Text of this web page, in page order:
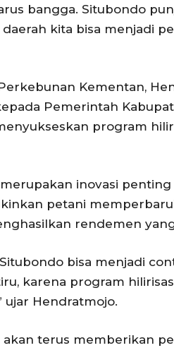
bangga. Situbondo
kita bisa menjadi
Kementan,
Pemerintah
program
inovasi
petani
rendemen
bisa menjadi
karena program
ujar Hendratmojo.
terus memberikan